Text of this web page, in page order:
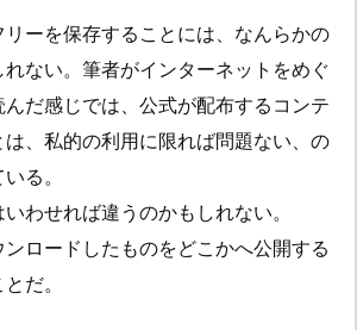
ーを保存することには、なんらかの
ない。筆者がインターネットをめぐ
だ感じでは、公式が配布するコンテ
、私的の利用に限れば問題ない、の
る。
わせれば違うのかもしれない。
ロードしたものをどこかへ公開する
だ。